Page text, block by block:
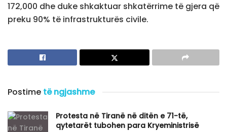
172,000 dhe duke shkaktuar shkatërrime të gjera që
preku 90% të infrastrukturës civile.
Postime të ngjashme
​Protesta në Tiranë në ditën e 71-të,
qytetarët tubohen para Kryeministrisë